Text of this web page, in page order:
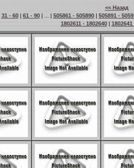
<< Назад
31 - 60| 61 - 90| ... | 505861 - 505890| 505891 -
1802611 - 1802640| 1802641